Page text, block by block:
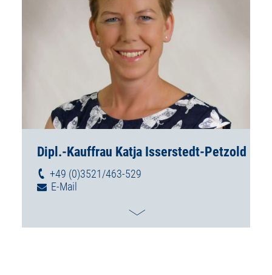
Dipl.-Kauffrau Katja Isserstedt-Petzold
+49 (0)3521/463-529